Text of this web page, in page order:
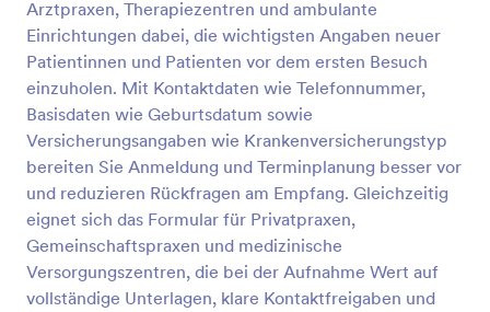
Arztpraxen, Therapiezentren und ambulante
Einrichtungen dabei, die wichtigsten Angaben neuer
Patientinnen und Patienten vor dem ersten Besuch
einzuholen. Mit Kontaktdaten wie Telefonnummer,
Basisdaten wie Geburtsdatum sowie
Versicherungsangaben wie Krankenversicherungstyp
bereiten Sie Anmeldung und Terminplanung besser vor
und reduzieren Rückfragen am Empfang. Gleichzeitig
eignet sich das Formular für Privatpraxen,
Gemeinschaftspraxen und medizinische
Versorgungszentren, die bei der Aufnahme Wert auf
vollständige Unterlagen, klare Kontaktfreigaben und
beliebig mit Feldern, Widgets und Integrationen
erweitern oder das Design ändern.
Vorschau